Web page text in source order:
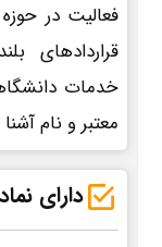
فعالیت در
قراردادهای
خدمات
معتبر و نام
دارای